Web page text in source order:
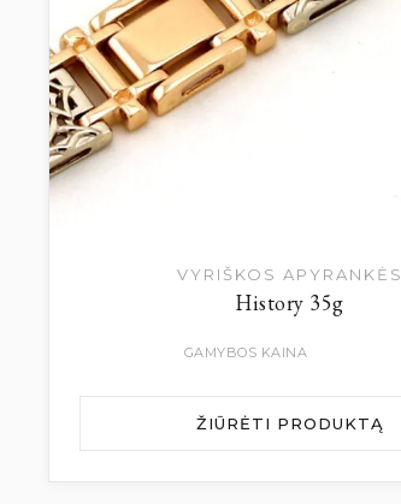
VYRIŠKOS APYRANKĖS
History 35g
GAMYBOS KAINA
ŽIŪRĖTI PRODUKTĄ